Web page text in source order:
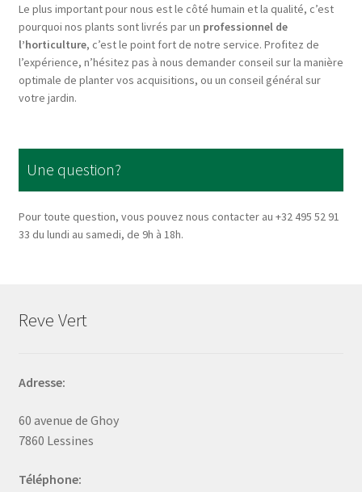
the
product
page
Le plus important pour nous est le côté humain et la qualité, c’est
pourquoi nos plants sont livrés par un professionnel de
l’horticulture, c’est le point fort de notre service. Profitez de
l’expérience, n’hésitez pas à nous demander conseil sur la manière
optimale de planter vos acquisitions, ou un conseil général sur
votre jardin.
Une question?
Pour toute question, vous pouvez nous contacter au +32 495 52 91
33 du lundi au samedi, de 9h à 18h.
Reve Vert
Adresse:
60 avenue de Ghoy
7860 Lessines
Téléphone: